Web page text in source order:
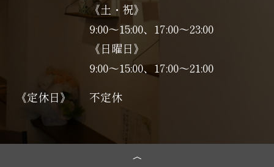
《土・祝》
9:00～15:00、17:00〜23:00
《日曜日》
9:00～15:00、17:00〜21:00
《定休日》
不定休